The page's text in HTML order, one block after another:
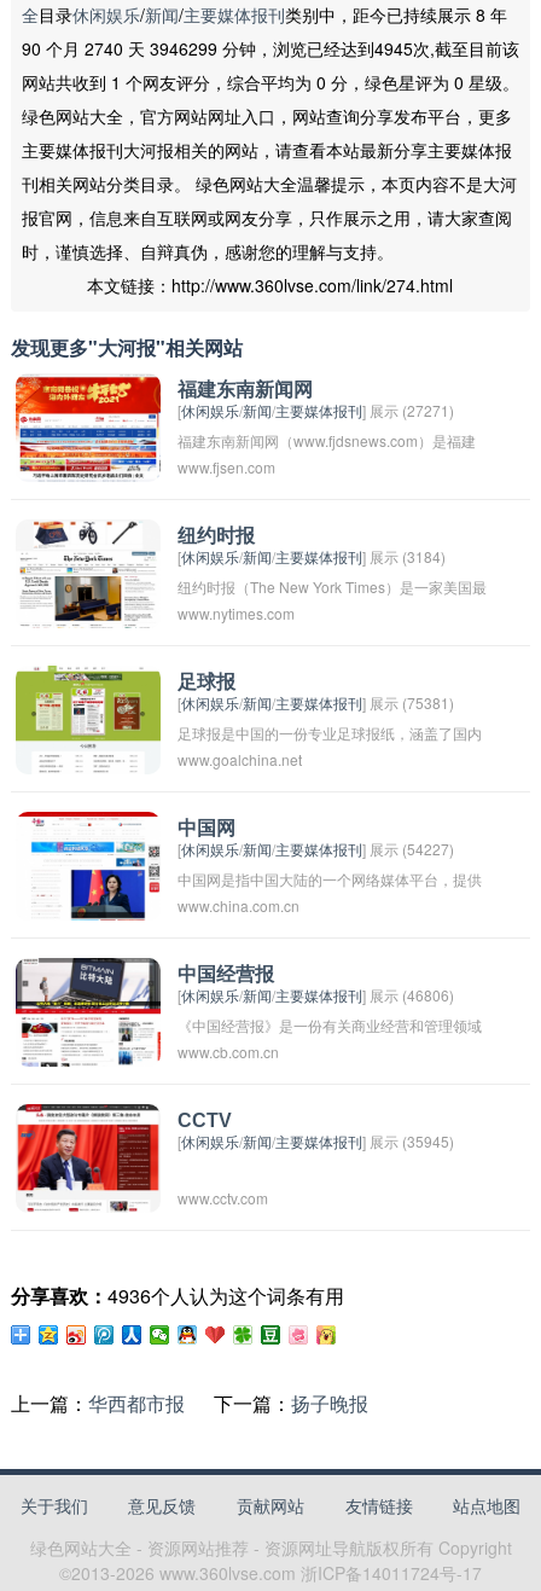
全目录休闲娱乐/新闻/主要媒体报刊类别中，距今已持续展示 8 年
90 个月 2740 天 3946299 分钟，浏览已经达到4945次,截至目前该
网站共收到 1 个网友评分，综合平均为 0 分，绿色星评为 0 星级。
绿色网站大全，官方网站网址入口，网站查询分享发布平台，更多
主要媒体报刊大河报相关的网站，请查看本站最新分享主要媒体报
刊相关网站分类目录。 绿色网站大全温馨提示，本页内容不是大河
报官网，信息来自互联网或网友分享，只作展示之用，请大家查阅
时，谨慎选择、自辩真伪，感谢您的理解与支持。
本文链接：http://www.360lvse.com/link/274.html
发现更多"大河报"相关网站
福建东南新闻网
[休闲娱乐/新闻/主要媒体报刊] 展示 (27271)
福建东南新闻网（www.fjdsnews.com）是福建
省地方性新闻门户网站，涵盖福建省内各地的新
为广大读者提供及时、全面、客观、权威的新闻
资讯，是福建省内重要的新闻发布平台之一。
www.fjsen.com
纽约时报
[休闲娱乐/新闻/主要媒体报刊] 展示 (3184)
纽约时报（The New York Times）是一家美国最
具影响力和历史悠久的报纸，成立于1851年，总
之一，报道涵盖政治、经济、社会、文化等各个
领域。纽约时报以其深度的调查报道、优质的新
闻分析和公正的立场而闻名，并在全球范围内拥
有广泛的读者群体。
www.nytimes.com
足球报
[休闲娱乐/新闻/主要媒体报刊] 展示 (75381)
足球报是中国的一份专业足球报纸，涵盖了国内
外足球赛事的最新动态、赛事报道、球队分析和
者提供权威、全面的足球资讯，成为他们了解足
球世界的重要渠道之一。
www.goalchina.net
中国网
[休闲娱乐/新闻/主要媒体报刊] 展示 (54227)
中国网是指中国大陆的一个网络媒体平台，提供
新闻资讯、视频、论坛、博客等服务。它是一个
信息内容，覆盖政治、经济、社会、文化等各个
领域。通过中国网，用户可以获取最新的国内外
新闻和资讯，了解中国及世界的动态。
www.china.com.cn
中国经营报
[休闲娱乐/新闻/主要媒体报刊] 展示 (46806)
《中国经营报》是一份有关商业经营和管理领域
的报纸。它报道有关中国企业的经营情况、市场
管理能力方面的参考和指导。该报纸涵盖了各个
行业的信息，包括金融、零售、制造业等领域。
商业信息，帮助他们更好地了解并适应经济和市
www.cb.com.cn
CCTV
[休闲娱乐/新闻/主要媒体报刊] 展示 (35945)
www.cctv.com
分享喜欢： 4936个人认为这个词条有用
上一篇： 华西都市报 下一篇： 扬子晚报
关于我们 意见反馈 贡献网站 友情链接
站点地图
绿色网站大全 - 资源网站推荐 - 资源网址导航版权所有 Copyright
©2013-2026 www.360lvse.com 浙ICP备14011724号-17